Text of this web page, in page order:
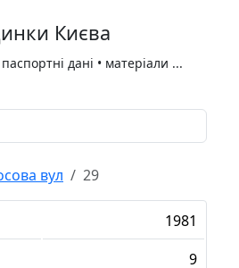
Києва
дані • матеріали ...
вул 29
1981
9